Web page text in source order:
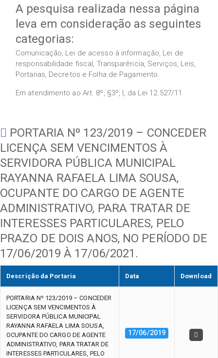
A pesquisa realizada nessa página
leva em consideração as seguintes
categorias:
Comunicação, Lei de acesso à informação, Lei de
responsabilidade fiscal, Transparência, Serviços, Leis,
Portarias, Decretos e Folha de Pagamento.
Em atendimento ao Art. 8º, §3º, I, da Lei 12.527/11
PORTARIA Nº 123/2019 – CONCEDER
LICENÇA SEM VENCIMENTOS À
SERVIDORA PÚBLICA MUNICIPAL
RAYANNA RAFAELA LIMA SOUSA,
OCUPANTE DO CARGO DE AGENTE
ADMINISTRATIVO, PARA TRATAR DE
INTERESSES PARTICULARES, PELO
PRAZO DE DOIS ANOS, NO PERÍODO DE
17/06/2019 À 17/06/2021.
Descrição da Portaria Data Download
PORTARIA Nº 123/2019 – CONCEDER
LICENÇA SEM VENCIMENTOS À
SERVIDORA PÚBLICA MUNICIPAL
RAYANNA RAFAELA LIMA SOUSA,
OCUPANTE DO CARGO DE AGENTE
ADMINISTRATIVO, PARA TRATAR DE
INTERESSES PARTICULARES, PELO
17/06/2019